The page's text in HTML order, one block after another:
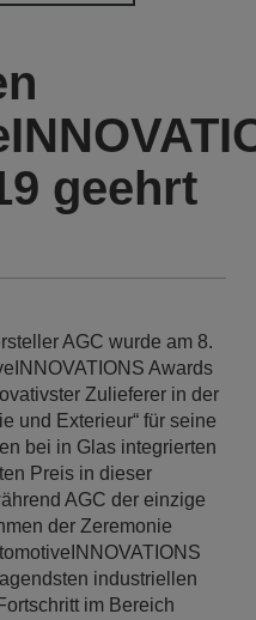
geehrt
AGC wurde am 8.
Awards
Zulieferer in der
und Exterieur“ für seine
bei in Glas integrierten
Preis in dieser
AGC der einzige
der Zeremonie
industriellen
im Bereich